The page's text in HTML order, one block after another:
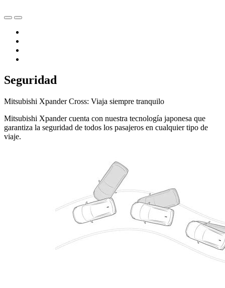
Seguridad
Mitsubishi Xpander Cross: Viaja siempre tranquilo
Mitsubishi Xpander cuenta con nuestra tecnología japonesa que
garantiza la seguridad de todos los pasajeros en cualquier tipo de
viaje.